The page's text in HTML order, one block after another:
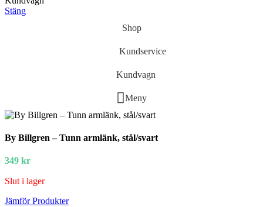
Stäng
Shop
Kundservice
Kundvagn
Meny
By Billgren – Tunn armlänk, stål/svart
349 kr
Slut i lager
Jämför Produkter